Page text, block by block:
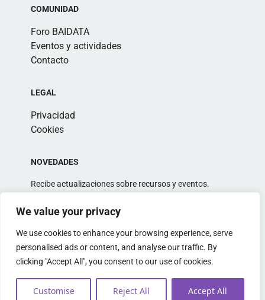
We value your privacy
We use cookies to enhance your browsing experience, serve
personalised ads or content, and analyse our traffic. By
clicking "Accept All", you consent to our use of cookies.
Customise Reject All Accept All
COMUNIDAD
Foro BAIDATA
Eventos y actividades
Contacto
LEGAL
Privacidad
Cookies
NOVEDADES
Recibe actualizaciones sobre recursos y eventos.